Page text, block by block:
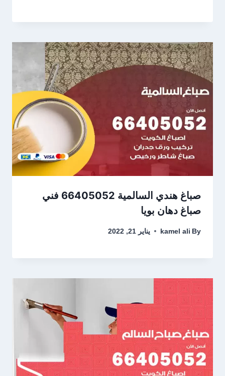
صباغ هندي السالمية 66405052 فني
صباغ دهان بويا
By
kamel ali يناير 21, 2022